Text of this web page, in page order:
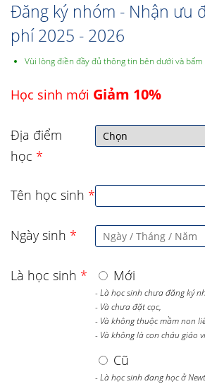
Đăng ký nhóm - Nhận ưu
phí 2025 - 2026
Vùi lòng điền đầy đủ thông tin bên dưới và bấm
Học sinh mới Giảm 10%
Địa điểm
học *
Tên học sinh *
Ngày sinh *
Là học sinh * Mới
- Là học sinh chưa đăng ký
- Và chưa đặt cọc,
- Và không thuộc mầm non
- Và không là con cháu giáo
Cũ
- Là học sinh đang học ở